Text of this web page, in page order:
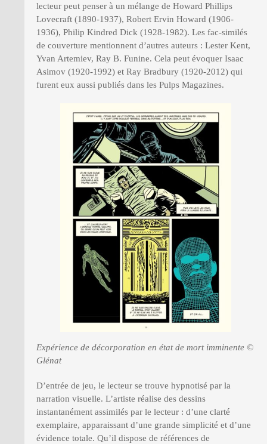
lecteur peut penser à un mélange de Howard Phillips
Lovecraft (1890-1937), Robert Ervin Howard (1906-
1936), Philip Kindred Dick (1928-1982). Les fac-similés
de couverture mentionnent d’autres auteurs : Lester Kent,
Yvan Artemiev, Ray B. Funine. Cela peut évoquer Isaac
Asimov (1920-1992) et Ray Bradbury (1920-2012) qui
furent eux aussi publiés dans les Pulps Magazines.
Expérience de décorporation en état de mort imminente ©
Glénat
D’entrée de jeu, le lecteur se trouve hypnotisé par la
narration visuelle. L’artiste réalise des dessins
instantanément assimilés par le lecteur : d’une clarté
exemplaire, apparaissant d’une grande simplicité et d’une
évidence totale. Qu’il dispose de références de